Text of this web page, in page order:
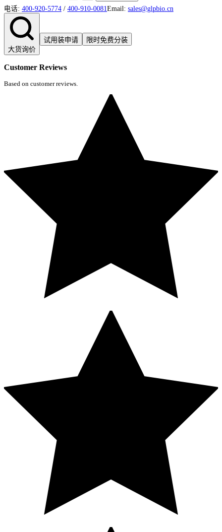
电话: 400-920-5774 / 400-910-0081 Email: sales@glpbio.cn
大货询价
试用装申请 限时免费分装
Customer Reviews
Based on customer reviews.